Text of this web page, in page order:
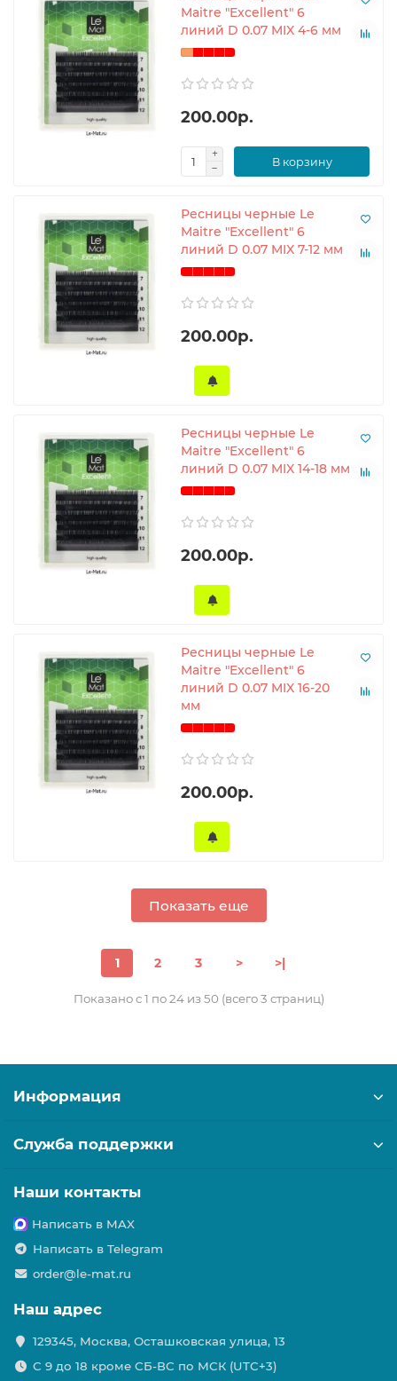
Maitre "Excellent" 6
линий D 0.07 MIX 4-6 мм
200.00р.
В корзину
Ресницы черные Le
Maitre "Excellent" 6
линий D 0.07 MIX 7-12 мм
200.00р.
Ресницы черные Le
Maitre "Excellent" 6
линий D 0.07 MIX 14-18 мм
200.00р.
Ресницы черные Le
Maitre "Excellent" 6
линий D 0.07 MIX 16-20
мм
200.00р.
Показать еще
1 2 3 > >|
Показано с 1 по 24 из 50 (всего 3 страниц)
Информация
Служба поддержки
Наши контакты
Написать в MAX
Написать в Telegram
order@le-mat.ru
Наш адрес
129345, Москва, Осташковская улица, 13
С 9 до 18 кроме СБ-ВС по МСК (UTC+3)